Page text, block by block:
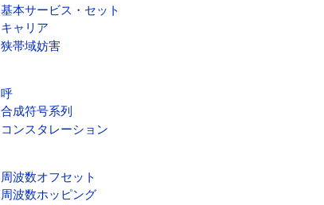
基本サービス・セット
キャリア
狭帯域妨害
呼
合成符号系列
コンスタレーション
周波数オフセット
周波数ホッピング